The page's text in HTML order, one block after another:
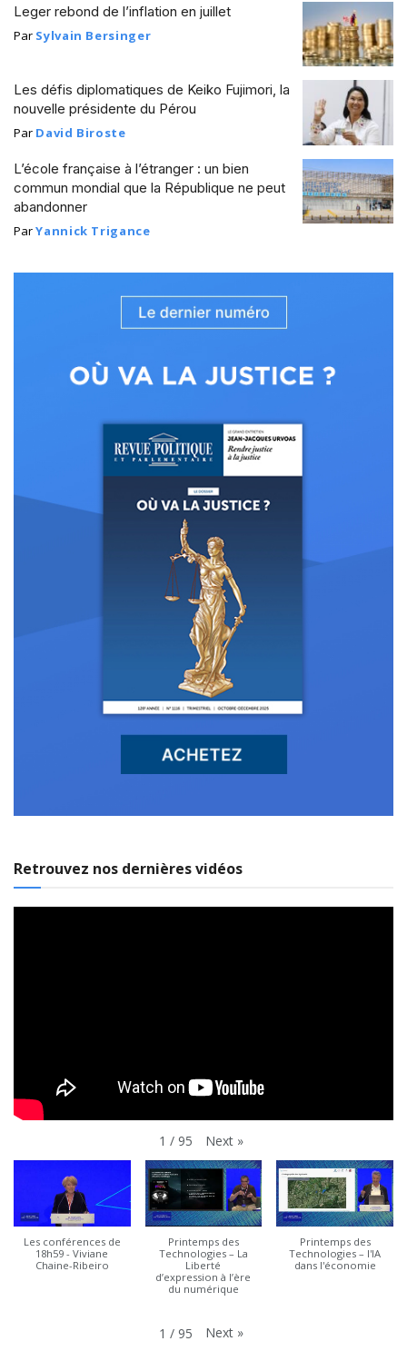
Leger rebond de l’inflation en juillet
Par Sylvain Bersinger
Les défis diplomatiques de Keiko Fujimori, la
nouvelle présidente du Pérou
Par David Biroste
L’école française à l’étranger : un bien
commun mondial que la République ne peut
abandonner
ParYannick Trigance
Retrouvez nos dernières vidéos
1 / 95 Next »
Les conférences de
18h59 - Viviane
Chaine-Ribeiro
Printemps des
Technologies – La
Liberté
d’expression à l’ère
du numérique
Printemps des
Technologies – l'IA
dans l'économie
1 / 95 Next »